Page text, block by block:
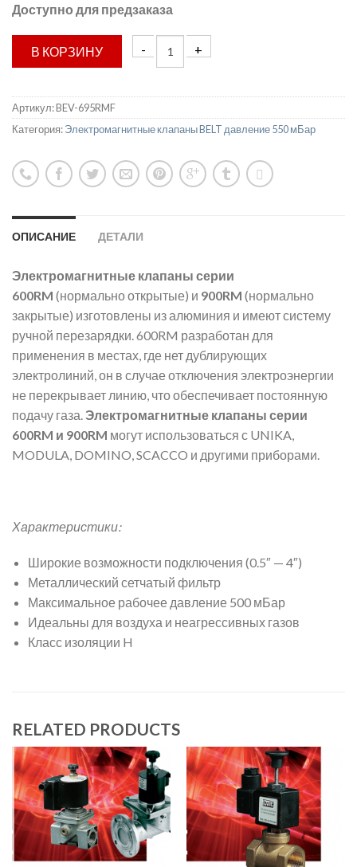
Доступно для предзаказа
В КОРЗИНУ
Артикул:BEV-695RMF
Категория:Электромагнитные клапаны BELT давление 550 мБар
ОПИСАНИЕ ДЕТАЛИ
Электромагнитные клапаны серии
600RM (нормально открытые) и 900RM (нормально
закрытые) изготовлены из алюминия и имеют систему
ручной перезарядки. 600RM разработан для
применения в местах, где нет дублирующих
электролиний, он в случае отключения электроэнергии
не перекрывает линию, что обеспечивает постоянную
подачу газа.Электромагнитные клапаны серии
600RM и 900RM могут использоваться с UNIKA,
MODULA, DOMINO, SCACCO и другими приборами.
Характеристики:
Широкие возможности подключения (0.5″ — 4″)
Металлический сетчатый фильтр
Максимальное рабочее давление 500 мБар
Идеальны для воздуха и неагрессивных газов
Класс изоляции H
RELATED PRODUCTS